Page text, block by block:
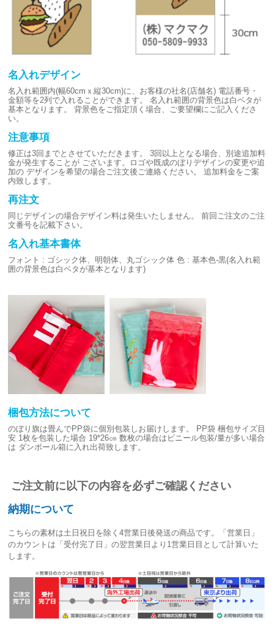
名入れデザイン
名入れ範囲内(幅60cmｘ縦30cm)に、お客様の社名(店舗名) 電話番号・
金額等を2列で入れることができます。
名入れ範囲の背景色は白ベタが
基本となります。
背景色をご指定頂く場合、ご要望欄にご記入くださ
い。
注意事項
修正は3回までとさせていただきます。
3回以上となる場合、別途追加料
金が発生することが ございます。ロゴや既成のぼりデザインの変更や追
加の デザインを希望の場合ご注文後ご連絡ください。
追加料金をご案
内致します。
再注文
同じデザインの場合デザイン料は発生いたしません。
前回ご注文のご注
文番号を記載下さい。
名入れ基本書体
フォント : ゴシック体、明朝体、丸ゴシック体 色 : 基本色-黒(名入れ範
囲の背景色は白ベタが基本となります)
梱包方法について
のぼり旗は畳んでPP袋に個別包装しお届けします。
PP袋 梱包サイズ目
安 1枚を包装した場合 19*26㎝ 数枚の場合はビニール包装/量が多い場合
は ダンボール箱に入れ出荷致します。
ご注文前に以下の内容を必ずご確認ください
納期について
こちらの素材は土日祝日を除く4営業日後発送の商品です。「営業日」
のカウントは「受付完了日」の翌営業日より1営業日目として計算いた
します。